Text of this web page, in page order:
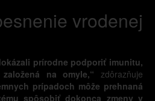
vrodenej
prírodne podporiť imunitu,
na omyle,“ zdôrazňuje
prípadoch môže prehnaná
spôsobiť dokonca zmeny v